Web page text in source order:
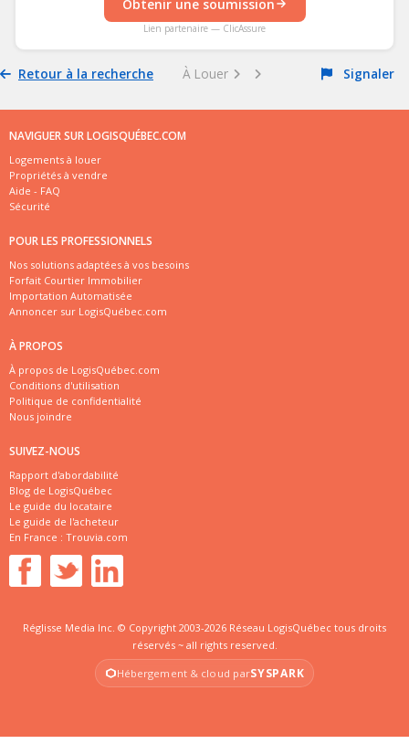
Obtenir une soumission
Lien partenaire — ClicAssure
Retour à la recherche À Louer Signaler
NAVIGUER SUR LOGISQUÉBEC.COM
Logements à louer
Propriétés à vendre
Aide - FAQ
Sécurité
POUR LES PROFESSIONNELS
Nos solutions adaptées à vos besoins
Forfait Courtier Immobilier
Importation Automatisée
Annoncer sur LogisQuébec.com
À PROPOS
À propos de LogisQuébec.com
Conditions d'utilisation
Politique de confidentialité
Nous joindre
SUIVEZ-NOUS
Rapport d'abordabilité
Blog de LogisQuébec
Le guide du locataire
Le guide de l'acheteur
En France : Trouvia.com
Réglisse Media Inc. © Copyright 2003-2026 Réseau LogisQuébec tous droits
réservés ~ all rights reserved.
Hébergement & cloud parSYSPARK